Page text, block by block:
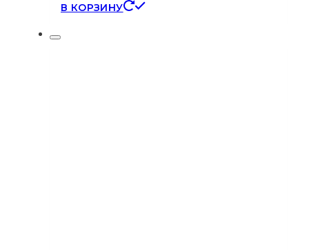
В КОРЗИНУ